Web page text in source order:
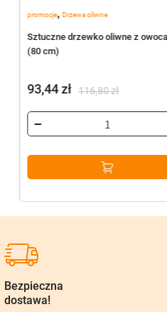
promocje, Drzewa oliwne
Sztuczne drzewko oliwne z
(80 cm)
116,80zł
cena
wynosiła:
116,80 zł.
93,44zł
cena
wynosi:
93,44 zł.
Bezpieczna
dostawa!